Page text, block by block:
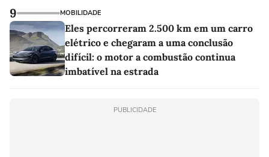
9 MOBILIDADE
Eles percorreram 2.500 km em um carro
elétrico e chegaram a uma conclusão
difícil: o motor a combustão continua
imbatível na estrada
PUBLICIDADE